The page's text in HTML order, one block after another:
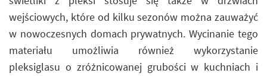
wejściowych, które od kilku sezonów można zauważyć
w nowoczesnych domach prywatnych. Wycinanie tego
materiału umożliwia również wykorzystanie
pleksiglasu o zróżnicowanej grubości w kuchniach i